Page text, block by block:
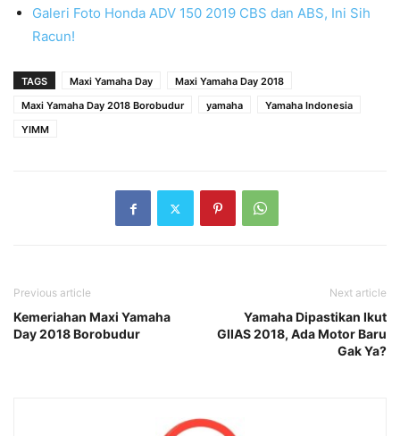
Galeri Foto Honda ADV 150 2019 CBS dan ABS, Ini Sih
Racun!
TAGS Maxi Yamaha Day
Maxi Yamaha Day 2018
Maxi Yamaha Day 2018 Borobudur
yamaha
Yamaha Indonesia
YIMM
Previous article
Kemeriahan Maxi Yamaha
Day 2018 Borobudur
Next article
Yamaha Dipastikan Ikut
GIIAS 2018, Ada Motor Baru
Gak Ya?